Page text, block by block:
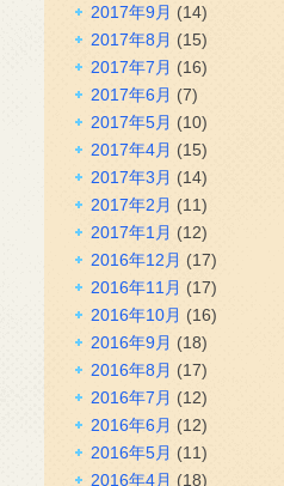
2017年9月 (14)
2017年8月 (15)
2017年7月 (16)
2017年6月 (7)
2017年5月 (10)
2017年4月 (15)
2017年3月 (14)
2017年2月 (11)
2017年1月 (12)
2016年12月 (17)
2016年11月 (17)
2016年10月 (16)
2016年9月 (18)
2016年8月 (17)
2016年7月 (12)
2016年6月 (12)
2016年5月 (11)
2016年4月 (18)